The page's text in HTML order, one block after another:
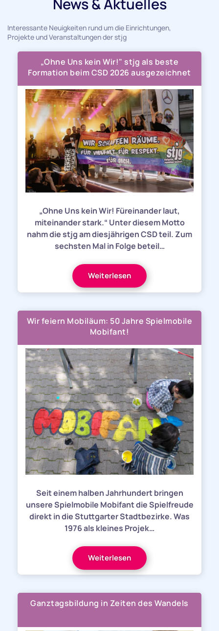
Interessante Neuigkeiten rund um die Einrichtungen,
Projekte und Veranstaltungen der stjg
„Ohne Uns kein Wir!" stjg als beste
Formation beim CSD 2026 ausgezeichnet
„Ohne Uns kein Wir! Füreinander laut,
miteinander stark.“ Unter diesem Motto
nahm die stjg am diesjährigen CSD teil. Zum
sechsten Mal in Folge beteil…
Weiterlesen
Wir feiern Mobiläum: 50 Jahre Spielmobile
Mobifant!
Seit einem halben Jahrhundert bringen
unsere Spielmobile Mobifant die Spielfreude
direkt in die Stuttgarter Stadtbezirke. Was
1976 als kleines Projek…
Weiterlesen
Ganztagsbildung in Zeiten des Wandels